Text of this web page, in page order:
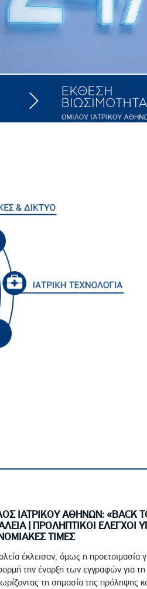
ΙΑΤΡΙΚΟΥ ΑΘΗΝΩΝ: «BACK
| ΠΡΟΛΗΠΤΙΚΟΙ ΕΛΕΓΧΟΙ
ΤΙΜΕΣ
έκλεισαν, όμως η προετοιμασία
την έναρξη των εγγραφών για τη
τη σημασία της πρόληψης